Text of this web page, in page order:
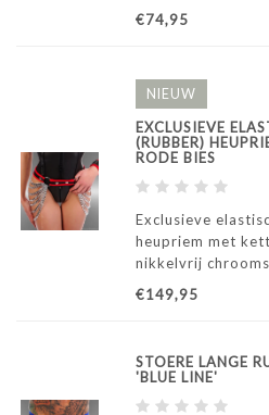
lange broek,
rok. Verstelbaar
€74,95
NIEUW
EXCLUSIEVE
(RUBBER)
RODE BIES
Exclusieve
heupriem met
nikkelvrij
verstelbaar van
€149,95
STOERE LANGE
'BLUE LINE'